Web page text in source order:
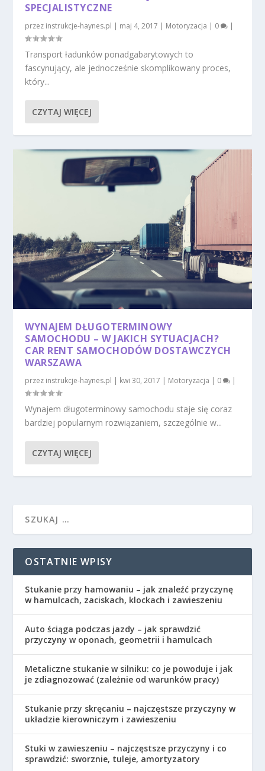
SPECJALISTYCZNE
przez instrukcje-haynes.pl | maj 4, 2017 | Motoryzacja | 0 |
Transport ładunków ponadgabarytowych to
fascynujący, ale jednocześnie skomplikowany proces,
który...
CZYTAJ WIĘCEJ
WYNAJEM DŁUGOTERMINOWY
SAMOCHODU – W JAKICH SYTUACJACH?
CAR RENT SAMOCHODÓW DOSTAWCZYCH
WARSZAWA
przez instrukcje-haynes.pl | kwi 30, 2017 | Motoryzacja | 0 |
Wynajem długoterminowy samochodu staje się coraz
bardziej popularnym rozwiązaniem, szczególnie w...
CZYTAJ WIĘCEJ
OSTATNIE WPISY
Stukanie przy hamowaniu – jak znaleźć przyczynę
w hamulcach, zaciskach, klockach i zawieszeniu
Auto ściąga podczas jazdy – jak sprawdzić
przyczyny w oponach, geometrii i hamulcach
Metaliczne stukanie w silniku: co je powoduje i jak
je zdiagnozować (zależnie od warunków pracy)
Stukanie przy skręcaniu – najczęstsze przyczyny w
układzie kierowniczym i zawieszeniu
Stuki w zawieszeniu – najczęstsze przyczyny i co
sprawdzić: sworznie, tuleje, amortyzatory